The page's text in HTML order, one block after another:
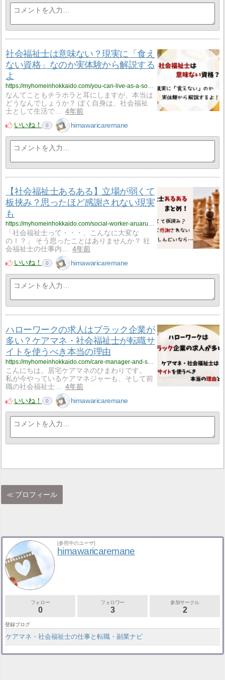
社会福祉士は意味ない？現実に「食え
ない資格」なのか実体験から解説する
よ
https://myhomeinhokkaido.com/you-can-live-as-a-social-worker-202267/
なんてこともチラホラと耳にしますが、本当は
どうなんでしょうか？ ぼく自身は、社会福祉
士として生活で…
4年前
いいね！
0 himawaricaremane
【社会福祉士あるある】立場が弱くて
板挟み？思ったほど感謝されない現実
も
https://myhomeinhokkaido.com/social-worker-aruaru-matome-202266/
「社会福祉士って・・・、こんなに大変な
の！？」 そう思ったことはありませんか？ 社
会福祉士の仕事内…
4年前
いいね！
0 himawaricaremane
ハローワークの求人はブラック企業が
多い？ケアマネ・社会福祉士が転職サ
イトを使うべき本当の理由
こんにちは。居宅ケアマネのひまわりです。
私が今やっているケアマネジャーも、そして前
職の社会福祉士…
4年前
いいね！
0 himawaricaremane
プロフィール
[参照中のユーザ]
himawaricaremane
フォロー
0
フォロワー
3
参加サークル
2
登録ブログ
ケアマネ・社会福祉士の仕事と転職・副業ナビ